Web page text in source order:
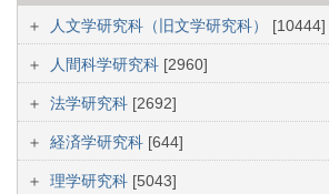
人文学研究科（旧文学研究科） [10444]
人間科学研究科 [2960]
法学研究科 [2692]
経済学研究科 [644]
理学研究科 [5043]